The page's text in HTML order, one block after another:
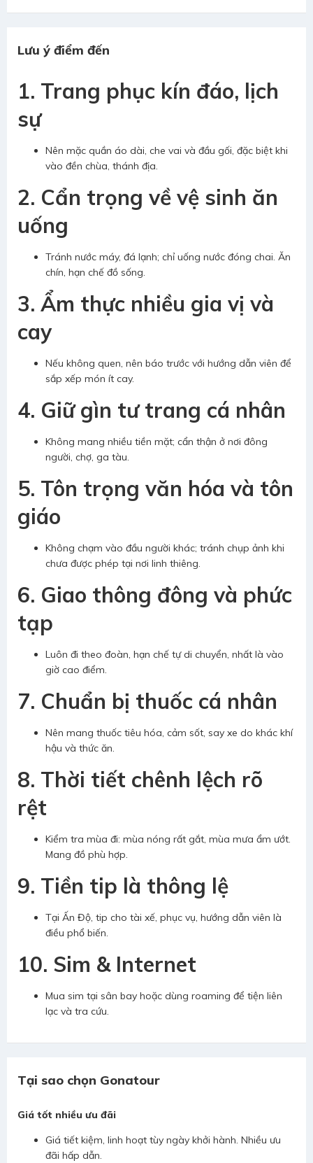
Lưu ý điểm đến
1. Trang phục kín đáo, lịch
sự
Nên mặc quần áo dài, che vai và đầu gối, đặc biệt khi
vào đền chùa, thánh địa.
2. Cẩn trọng về vệ sinh ăn
uống
Tránh nước máy, đá lạnh; chỉ uống nước đóng chai. Ăn
chín, hạn chế đồ sống.
3. Ẩm thực nhiều gia vị và
cay
Nếu không quen, nên báo trước với hướng dẫn viên để
sắp xếp món ít cay.
4. Giữ gìn tư trang cá nhân
Không mang nhiều tiền mặt; cẩn thận ở nơi đông
người, chợ, ga tàu.
5. Tôn trọng văn hóa và tôn
giáo
Không chạm vào đầu người khác; tránh chụp ảnh khi
chưa được phép tại nơi linh thiêng.
6. Giao thông đông và phức
tạp
Luôn đi theo đoàn, hạn chế tự di chuyển, nhất là vào
giờ cao điểm.
7. Chuẩn bị thuốc cá nhân
Nên mang thuốc tiêu hóa, cảm sốt, say xe do khác khí
hậu và thức ăn.
8. Thời tiết chênh lệch rõ
rệt
Kiểm tra mùa đi: mùa nóng rất gắt, mùa mưa ẩm ướt.
Mang đồ phù hợp.
9. Tiền tip là thông lệ
Tại Ấn Độ, tip cho tài xế, phục vụ, hướng dẫn viên là
điều phổ biến.
10. Sim & Internet
Mua sim tại sân bay hoặc dùng roaming để tiện liên
lạc và tra cứu.
Tại sao chọn Gonatour
Giá tốt nhiều ưu đãi
Giá tiết kiệm, linh hoạt tùy ngày khởi hành. Nhiều ưu
đãi hấp dẫn.